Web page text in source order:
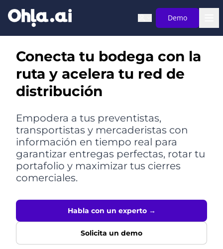
Saltar al contenido principal
Demo
Conecta tu bodega con la
ruta y acelera tu red de
distribución
Empodera a tus preventistas,
transportistas y mercaderistas con
información en tiempo real para
garantizar entregas perfectas, rotar tu
portafolio y maximizar tus cierres
comerciales.
Habla con un experto →
Solicita un demo